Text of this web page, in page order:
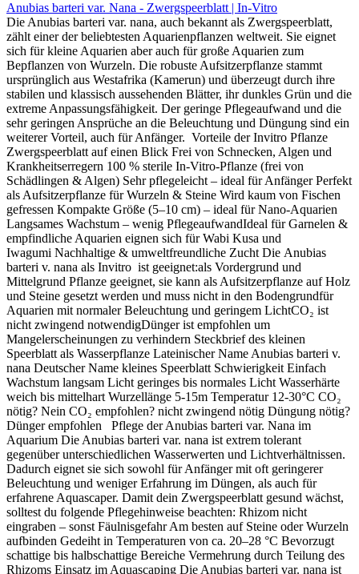
Anubias barteri var. Nana - Zwergspeerblatt | In-Vitro
Die Anubias barteri var. nana, auch bekannt als Zwergspeerblatt,
zählt einer der beliebtesten Aquarienpflanzen weltweit. Sie eignet
sich für kleine Aquarien aber auch für große Aquarien zum
Bepflanzen von Wurzeln. Die robuste Aufsitzerpflanze stammt
ursprünglich aus Westafrika (Kamerun) und überzeugt durch ihre
stabilen und klassisch aussehenden Blätter, ihr dunkles Grün und die
extreme Anpassungsfähigkeit. Der geringe Pflegeaufwand und die
sehr geringen Ansprüche an die Beleuchtung und Düngung sind ein
weiterer Vorteil, auch für Anfänger. Vorteile der Invitro Pflanze
Zwergspeerblatt auf einen Blick Frei von Schnecken, Algen und
Krankheitserregern 100 % sterile In-Vitro-Pflanze (frei von
Schädlingen & Algen) Sehr pflegeleicht – ideal für Anfänger Perfekt
als Aufsitzerpflanze für Wurzeln & Steine Wird kaum von Fischen
gefressen Kompakte Größe (5–10 cm) – ideal für Nano-Aquarien
Langsames Wachstum – wenig PflegeaufwandIdeal für Garnelen &
empfindliche Aquarien eignen sich für Wabi Kusa und
Iwagumi Nachhaltige & umweltfreundliche Zucht Die Anubias
barteri v. nana als Invitro ist geeignet:als Vordergrund und
Mittelgrund Pflanze geeignet, sie kann als Aufsitzerpflanze auf Holz
und Steine gesetzt werden und muss nicht in den Bodengrundfür
Aquarien mit normaler Beleuchtung und geringem LichtCO₂ ist
nicht zwingend notwendigDünger ist empfohlen um
Mangelerscheinungen zu verhindern Steckbrief des kleinen
Speerblatt als Wasserpflanze Lateinischer Name Anubias barteri v.
nana Deutscher Name kleines Speerblatt Schwierigkeit Einfach
Wachstum langsam Licht geringes bis normales Licht Wasserhärte
weich bis mittelhart Wurzellänge 5-15m Temperatur 12-30°C CO₂
nötig? Nein CO₂ empfohlen? nicht zwingend nötig Düngung nötig?
Dünger empfohlen Pflege der Anubias barteri var. Nana im
Aquarium Die Anubias barteri var. nana ist extrem tolerant
gegenüber unterschiedlichen Wasserwerten und Lichtverhältnissen.
Dadurch eignet sie sich sowohl für Anfänger mit oft geringerer
Beleuchtung und weniger Erfahrung im Düngen, als auch für
erfahrene Aquascaper. Damit dein Zwergspeerblatt gesund wächst,
solltest du folgende Pflegehinweise beachten: Rhizom nicht
eingraben – sonst Fäulnisgefahr Am besten auf Steine oder Wurzeln
aufbinden Gedeiht in Temperaturen von ca. 20–28 °C Bevorzugt
schattige bis halbschattige Bereiche Vermehrung durch Teilung des
Rhizoms Einsatz im Aquascaping Die Anubias barteri var. nana ist